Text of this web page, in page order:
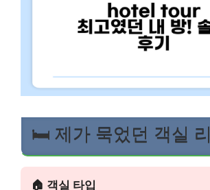
🛏️ 제가 묵었던 객실
🏠 객실 타입